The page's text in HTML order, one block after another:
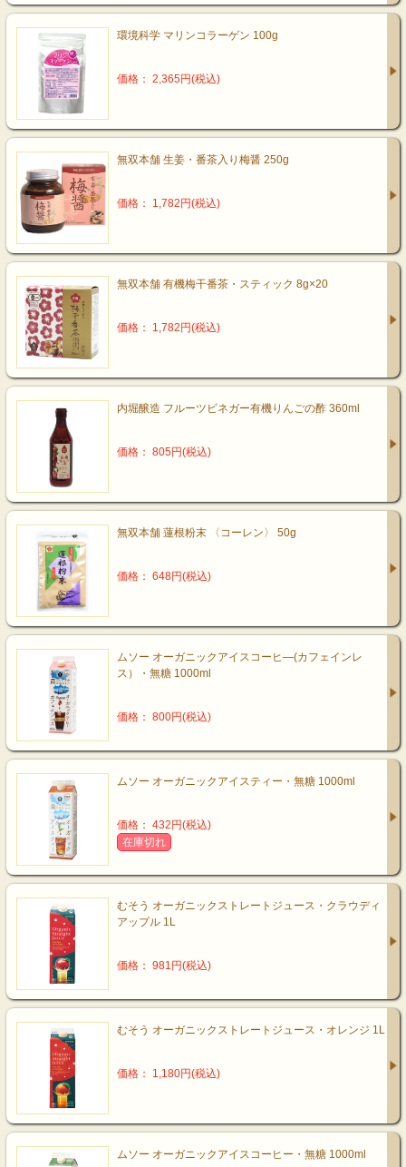
環境科学 マリンコラーゲン 100g
価格： 2,365円(税込)
無双本舗 生姜・番茶入り梅醤 250g
価格： 1,782円(税込)
無双本舗 有機梅干番茶・スティック 8g×20
価格： 1,782円(税込)
内堀醸造 フルーツビネガー有機りんごの酢 360ml
価格： 805円(税込)
無双本舗 蓮根粉末 〈コーレン〉 50g
価格： 648円(税込)
ムソー オーガニックアイスコーヒ―(カフェインレ
ス）・無糖 1000ml
価格： 800円(税込)
ムソー オーガニックアイスティー・無糖 1000ml
価格： 432円(税込)
在庫切れ
むそう オーガニックストレートジュース・クラウディ
アップル 1L
価格： 981円(税込)
むそう オーガニックストレートジュース・オレンジ 1L
価格： 1,180円(税込)
ムソー オーガニックアイスコーヒー・無糖 1000ml